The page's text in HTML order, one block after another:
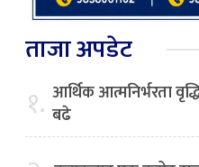
ताजा अपडेट
१. आर्थिक आत्मनिर्भरता
बढे